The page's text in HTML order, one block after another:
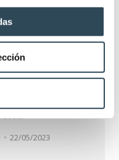
Claves de
22/05/2023